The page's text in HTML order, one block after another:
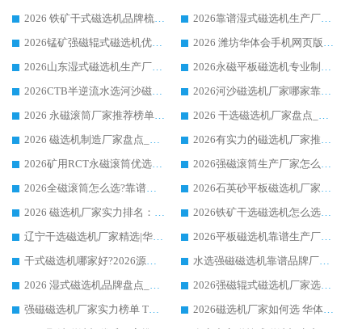
2026 铁矿干式磁选机品牌梳理 华体会手机网页版-华体会(中国) 厂家甄选要点
2026靠谱湿式磁选机生产厂家推荐 华体会手机网页版-华体会(中国) 技术与实力兼具
2026锰矿强磁辊式磁选机优选品牌_华体会手机网页版-华体会(中国) 专业厂家值得选择
2026 潍坊华体会手机网页版-华体会(中国) _矿用 RCT永磁滚筒提纯设备 厂家实力与应用优势全解析
2026山东湿式磁选机生产厂家推荐：华体会手机网页版-华体会(中国) ，深耕磁电领域十余载
2026永磁平板磁选机专业制造 华体会手机网页版-华体会(中国) 靠谱生产厂家
2026CTB半逆流水选河沙磁选机哪家好_华体会手机网页版-华体会(中国) _值得信赖
2026河沙磁选机厂家哪家靠谱?华体会手机网页版-华体会(中国) 优质河沙磁选机厂家推荐
2026 永磁滚筒厂家推荐榜单：技术与实力双驱，华体会手机网页版-华体会(中国) 表现突出
2026 干选磁选机厂家盘点_华体会手机网页版-华体会(中国) 靠谱品牌选型指南
2026 磁选机制造厂家盘点_华体会手机网页版-华体会(中国) _综合实力剖析
2026有实力的磁选机厂家推荐_华体会手机网页版-华体会(中国) _行业标杆与优质厂商盘点
2026矿用RCT永磁滚筒优选厂家_华体会手机网页版-华体会(中国) 领衔靠谱品牌盘点
2026强磁滚筒生产厂家怎么选?行业口碑推荐华体会手机网页版-华体会(中国)
2026全磁滚筒怎么选?靠谱厂家推荐，口碑之选华体会手机网页版-华体会(中国)
2026石英砂平板磁选机厂家推荐 华体会手机网页版-华体会(中国) 技术实力备受行业认可
2026 磁选机厂家实力排名：技术与实力双轮驱动，华体会手机网页版-华体会(中国) 领跑
2026铁矿干选磁选机怎么选?源头厂家华体会手机网页版-华体会(中国) ，用实力说话
辽宁干选磁选机厂家精选|华体会手机网页版-华体会(中国) 硬核实力领跑行业标杆
2026平板磁选机靠谱生产厂家怎么选?行业标杆华体会手机网页版-华体会(中国) ，凭硬实力脱颖而出
干式磁选机哪家好?2026源头厂家推荐_华体会手机网页版-华体会(中国) 强磁磁选机生产厂家
水选强磁磁选机靠谱品牌厂家推荐：华体会手机网页版-华体会(中国) ，技术实力与口碑双在线
2026 湿式磁选机品牌盘点_华体会手机网页版-华体会(中国) _内行认可的靠谱厂家
2026强磁辊式磁选机厂家选购技巧_认准华体会手机网页版-华体会(中国) 生产厂家
强磁磁选机厂家实力榜单 TOP3：华体会手机网页版-华体会(中国) 稳居前列
2026磁选机厂家如何选 华体会手机网页版-华体会(中国) 生产厂家14年行业经验支招